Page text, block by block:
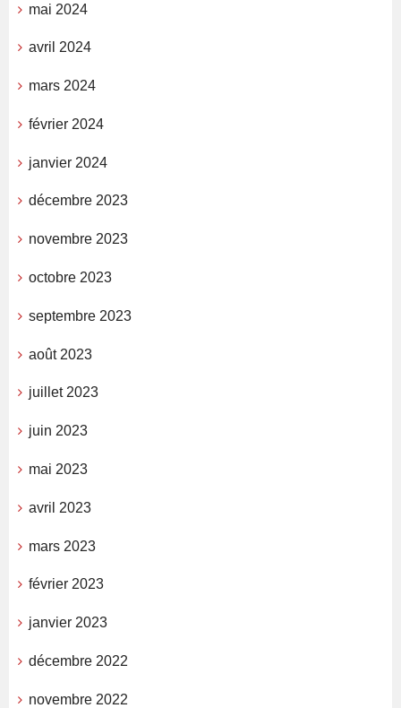
mai 2024
avril 2024
mars 2024
février 2024
janvier 2024
décembre 2023
novembre 2023
octobre 2023
septembre 2023
août 2023
juillet 2023
juin 2023
mai 2023
avril 2023
mars 2023
février 2023
janvier 2023
décembre 2022
novembre 2022